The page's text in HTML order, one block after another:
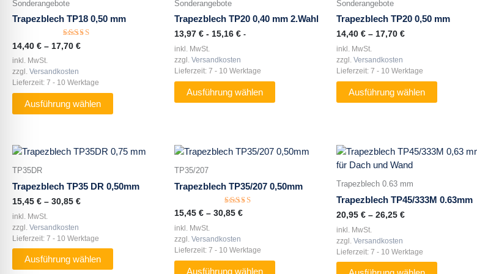
Sonderangebote
Trapezblech TP18 0,50 mm
Bewertet
mit
14,40 € – 17,70 €
inkl. MwSt.
zzgl. Versandkosten
Lieferzeit: 7 - 10 Werktage
Ausführung wählen
Varianten
Die
Optionen
können
auf
werden
Sonderangebote
Trapezblech TP20 0,40 mm 2.Wahl
13,97 €- 15,16 € -
inkl. MwSt.
zzgl. Versandkosten
Lieferzeit: 7 - 10 Werktage
Ausführung wählen
Varianten
auf.
Die
Optionen
der
werden
Sonderangebote
Trapezblech TP20 0,50 mm
14,40 €– 17,70 €
inkl. MwSt.
zzgl. Versandkosten
Lieferzeit: 7 - 10 Werktage
Ausführung wählen
Varianten
auf.
Die
Optionen
der
werden
TP35DR
Trapezblech TP35 DR 0,50mm
15,45 € – 30,85 €
inkl. MwSt.
zzgl. Versandkosten
Lieferzeit: 7 - 10 Werktage
Ausführung wählen
Dieses
mehrere
Varianten
auf.
Die
können
TP35/207
Trapezblech TP35/207 0,50mm
Bewertet
mit
15,45 €– 30,85 €
inkl. MwSt.
zzgl. Versandkosten
Lieferzeit: 7 - 10 Werktage
Ausführung wählen
Dieses
mehrere
auf.
Die
Optionen
können
Trapezblech 0.63 mm
Trapezblech TP45/333M 0.63mm
20,95 €– 26,25 €
inkl. MwSt.
zzgl. Versandkosten
Lieferzeit: 7 - 10 Werktage
Dieses
Produkt
mehrere
Varianten
auf.
Die
Optionen